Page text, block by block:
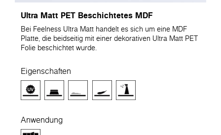
Ultra Matt PET Beschichtetes MDF
Bei Feelness Ultra Matt handelt es sich um eine MDF
Platte, die beidseitig mit einer dekorativen Ultra Matt PET
Folie beschichtet wurde.
Eigenschaften
Anwendung